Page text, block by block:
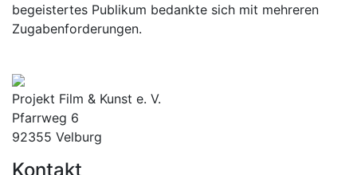
begeistertes Publikum bedankte sich mit mehreren
Zugabenforderungen.
Projekt Film & Kunst e. V.
Pfarrweg 6
92355 Velburg
Kontakt